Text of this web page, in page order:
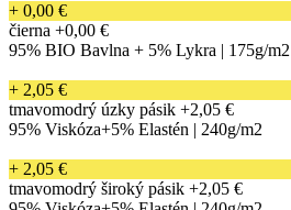
+ 0,00 €
čierna +0,00 €
95% BIO Bavlna + 5% Lykra | 175g/m2
+ 2,05 €
tmavomodrý úzky pásik +2,05 €
95% Viskóza+5% Elastén | 240g/m2
+ 2,05 €
tmavomodrý široký pásik +2,05 €